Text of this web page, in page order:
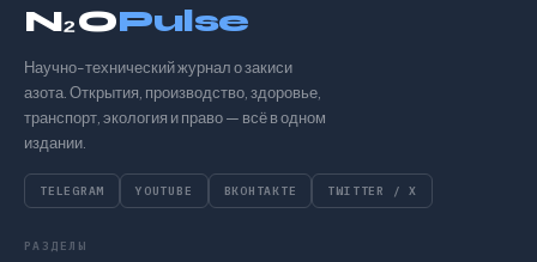
N₂OPulse
Научно-технический журнал о закиси
азота. Открытия, производство, здоровье,
транспорт, экология и право — всё в одном
издании.
TELEGRAM YOUTUBE ВКОНТАКТЕ TWITTER / X
РАЗДЕЛЫ